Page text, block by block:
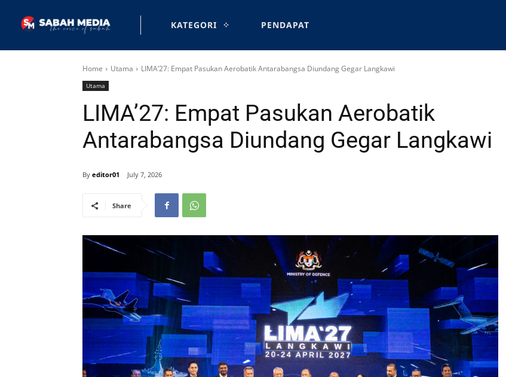
KATEGORI PENDAPAT
Home Utama LIMA’27: Empat Pasukan Aerobatik Antarabangsa Diundang Gegar Langkawi
Utama
LIMA’27: Empat Pasukan Aerobatik
Antarabangsa Diundang Gegar Langkawi
By editor01 July 7, 2026
Share